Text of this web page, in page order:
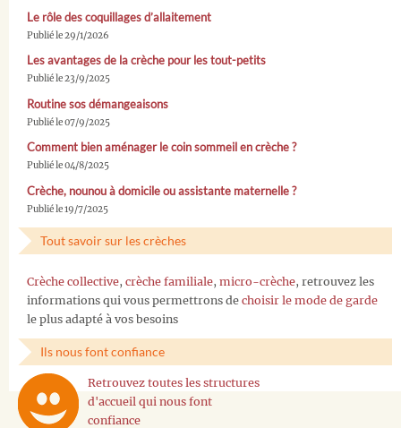
Le rôle des coquillages d’allaitement
Publié le 29/1/2026
Les avantages de la crèche pour les tout-petits
Publié le 23/9/2025
Routine sos démangeaisons
Publié le 07/9/2025
Comment bien aménager le coin sommeil en crèche ?
Publié le 04/8/2025
Crèche, nounou à domicile ou assistante maternelle ?
Publié le 19/7/2025
Tout savoir sur les crèches
Crèche collective, crèche familiale, micro-crèche, retrouvez les
informations qui vous permettrons de choisir le mode de garde
le plus adapté à vos besoins
Ils nous font confiance
Retrouvez toutes les structures
d'accueil qui nous font
confiance